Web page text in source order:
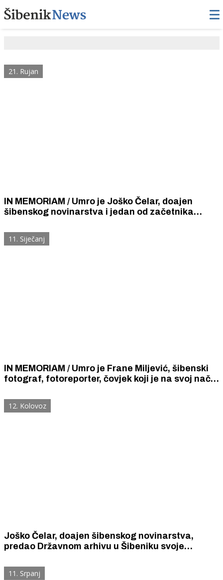
21. Rujan
IN MEMORIAM / Umro je Joško Čelar, doajen
šibenskog novinarstva i jedan od začetnika
11. Siječanj
IN MEMORIAM / Umro je Frane Miljević, šibenski
fotograf, fotoreporter, čovjek koji je na svoj način
12. Kolovoz
Joško Čelar, doajen šibenskog novinarstva,
predao Državnom arhivu u Šibeniku svoje
autorskih i dokumentarnih fotografija
11. Srpanj